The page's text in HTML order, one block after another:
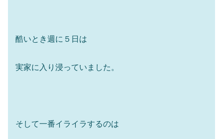
酷いとき週に５日は
実家に入り浸っていました。
そして一番イライラするのは